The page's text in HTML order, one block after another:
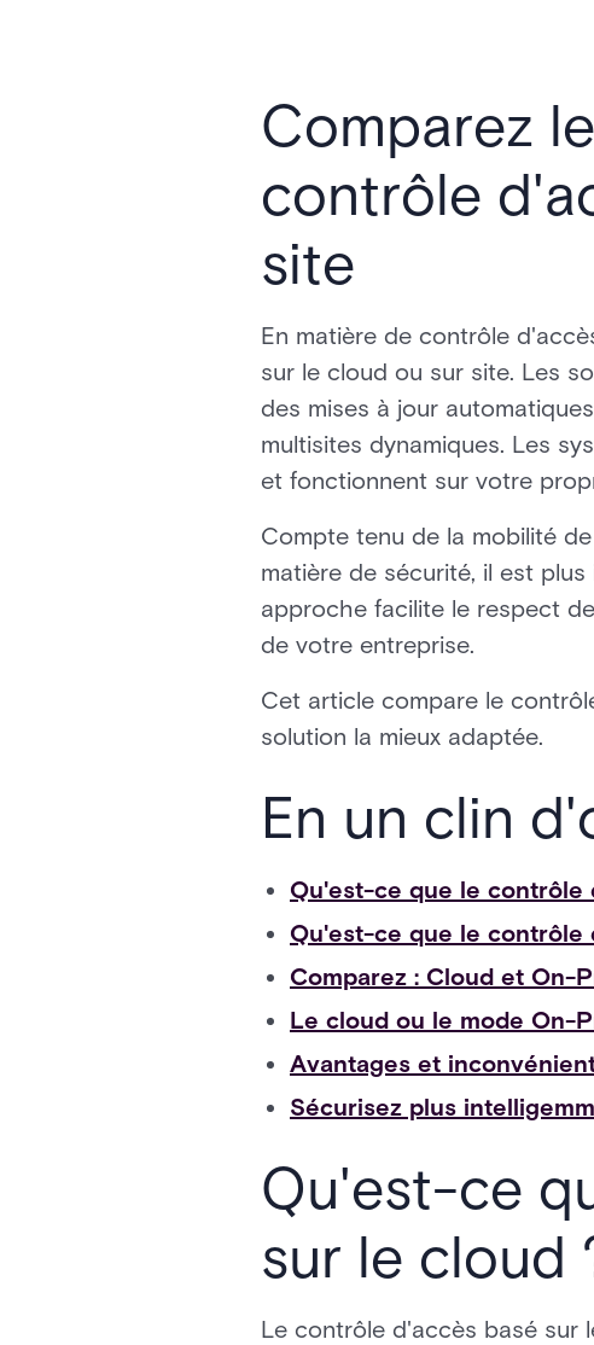
Comparez
contrôle
site
En matière de contrôle
sur le cloud ou sur site. Les
des mises à jour
multisites dynamiques. Les
et fonctionnent sur votre
Compte tenu de la mobilité
matière de sécurité, il est
approche facilite le respect
de votre entreprise.
Cet article compare le
solution la mieux adaptée.
En un clin
Qu'est-ce que le contrôle
Qu'est-ce que le contrôle
Comparez : Cloud et On-
Le cloud ou le mode On-
Avantages et
Sécurisez plus
Qu'est-ce
sur le cloud
Le contrôle d'accès basé sur